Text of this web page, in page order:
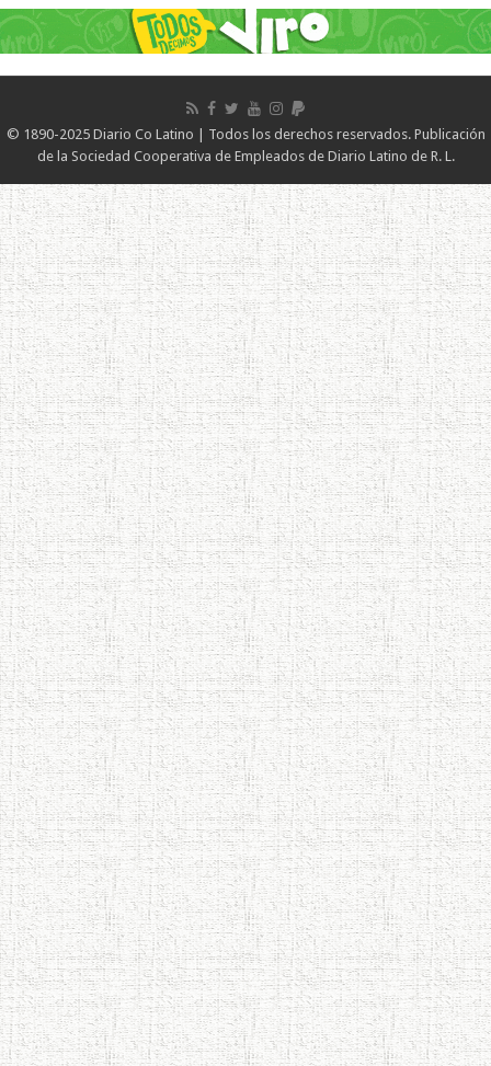
© 1890-2025 Diario Co Latino | Todos los derechos reservados. Publicación
de la Sociedad Cooperativa de Empleados de Diario Latino de R. L.